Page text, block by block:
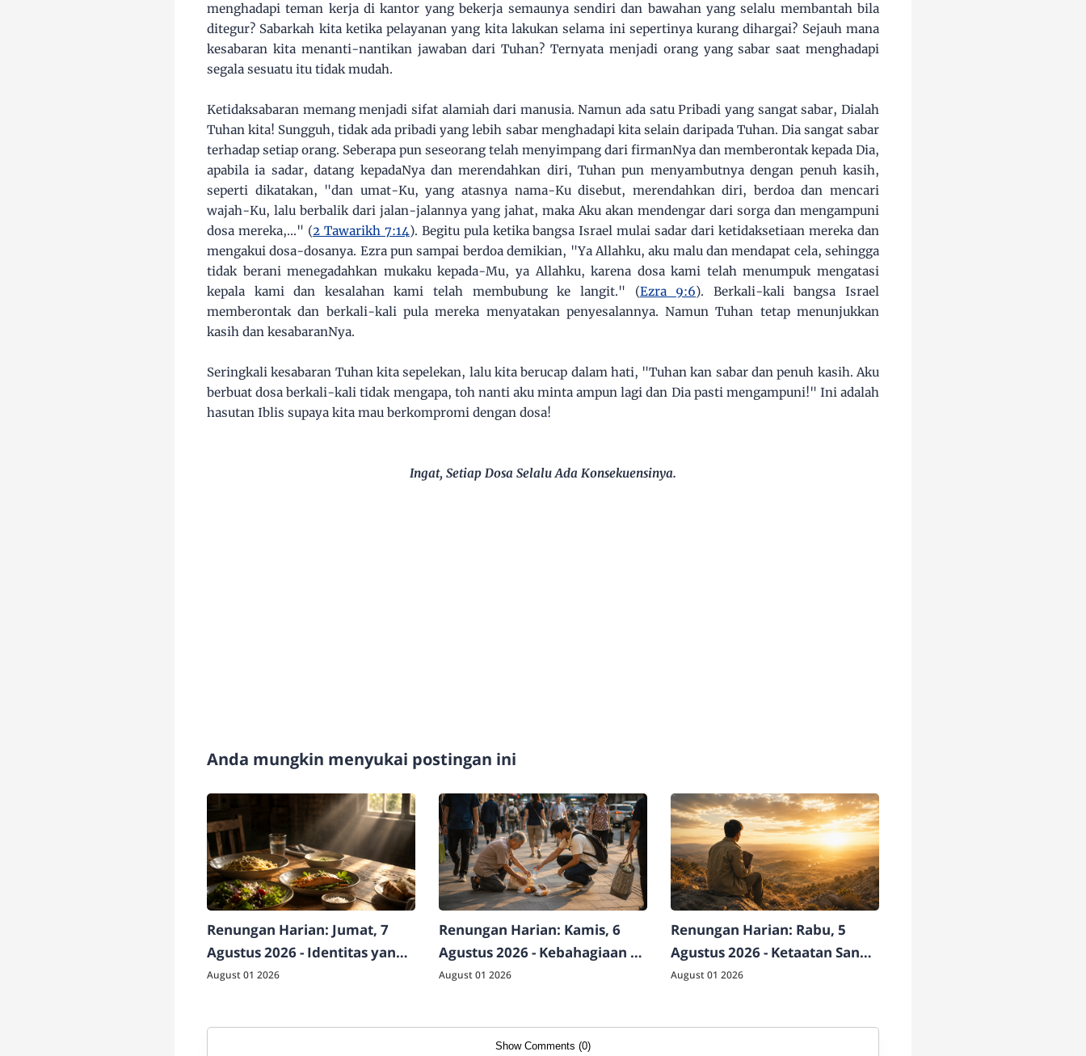
menghadapi teman kerja di kantor yang bekerja semaunya sendiri dan bawahan yang selalu membantah bila
ditegur? Sabarkah kita ketika pelayanan yang kita lakukan selama ini sepertinya kurang dihargai? Sejauh mana
kesabaran kita menanti-nantikan jawaban dari Tuhan? Ternyata menjadi orang yang sabar saat menghadapi
segala sesuatu itu tidak mudah.
Ketidaksabaran memang menjadi sifat alamiah dari manusia. Namun ada satu Pribadi yang sangat sabar, Dialah
Tuhan kita! Sungguh, tidak ada pribadi yang lebih sabar menghadapi kita selain daripada Tuhan. Dia sangat sabar
terhadap setiap orang. Seberapa pun seseorang telah menyimpang dari firmanNya dan memberontak kepada Dia,
apabila ia sadar, datang kepadaNya dan merendahkan diri, Tuhan pun menyambutnya dengan penuh kasih,
seperti dikatakan, "dan umat-Ku, yang atasnya nama-Ku disebut, merendahkan diri, berdoa dan mencari
wajah-Ku, lalu berbalik dari jalan-jalannya yang jahat, maka Aku akan mendengar dari sorga dan mengampuni
dosa mereka,..." (2 Tawarikh 7:14). Begitu pula ketika bangsa Israel mulai sadar dari ketidaksetiaan mereka dan
mengakui dosa-dosanya. Ezra pun sampai berdoa demikian, "Ya Allahku, aku malu dan mendapat cela, sehingga
tidak berani menegadahkan mukaku kepada-Mu, ya Allahku, karena dosa kami telah menumpuk mengatasi
kepala kami dan kesalahan kami telah membubung ke langit." (Ezra 9:6). Berkali-kali bangsa Israel
memberontak dan berkali-kali pula mereka menyatakan penyesalannya. Namun Tuhan tetap menunjukkan
kasih dan kesabaranNya.
Seringkali kesabaran Tuhan kita sepelekan, lalu kita berucap dalam hati, "Tuhan kan sabar dan penuh kasih. Aku
berbuat dosa berkali-kali tidak mengapa, toh nanti aku minta ampun lagi dan Dia pasti mengampuni!" Ini adalah
hasutan Iblis supaya kita mau berkompromi dengan dosa!
Ingat, Setiap Dosa Selalu Ada Konsekuensinya.
Anda mungkin menyukai postingan ini
Renungan Harian: Jumat, 7
Agustus 2026 - Identitas yang
Berdampak
August 01 2026
Renungan Harian: Kamis, 6
Agustus 2026 - Kebahagiaan di
Luar Logika Dunia
August 01 2026
Renungan Harian: Rabu, 5
Agustus 2026 - Ketaatan Sang
Raja Sejati
August 01 2026
Show Comments (0)